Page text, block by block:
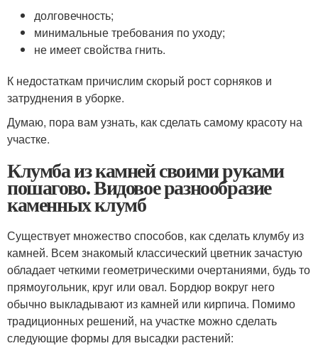
долговечность;
минимальные требования по уходу;
не имеет свойства гнить.
К недостаткам причислим скорый рост сорняков и
затруднения в уборке.
Думаю, пора вам узнать, как сделать самому красоту на
участке.
Клумба из камней своими руками
пошагово. Видовое разнообразие
каменных клумб
Существует множество способов, как сделать клумбу из
камней. Всем знакомый классический цветник зачастую
обладает четкими геометрическими очертаниями, будь то
прямоугольник, круг или овал. Бордюр вокруг него
обычно выкладывают из камней или кирпича. Помимо
традиционных решений, на участке можно сделать
следующие формы для высадки растений: